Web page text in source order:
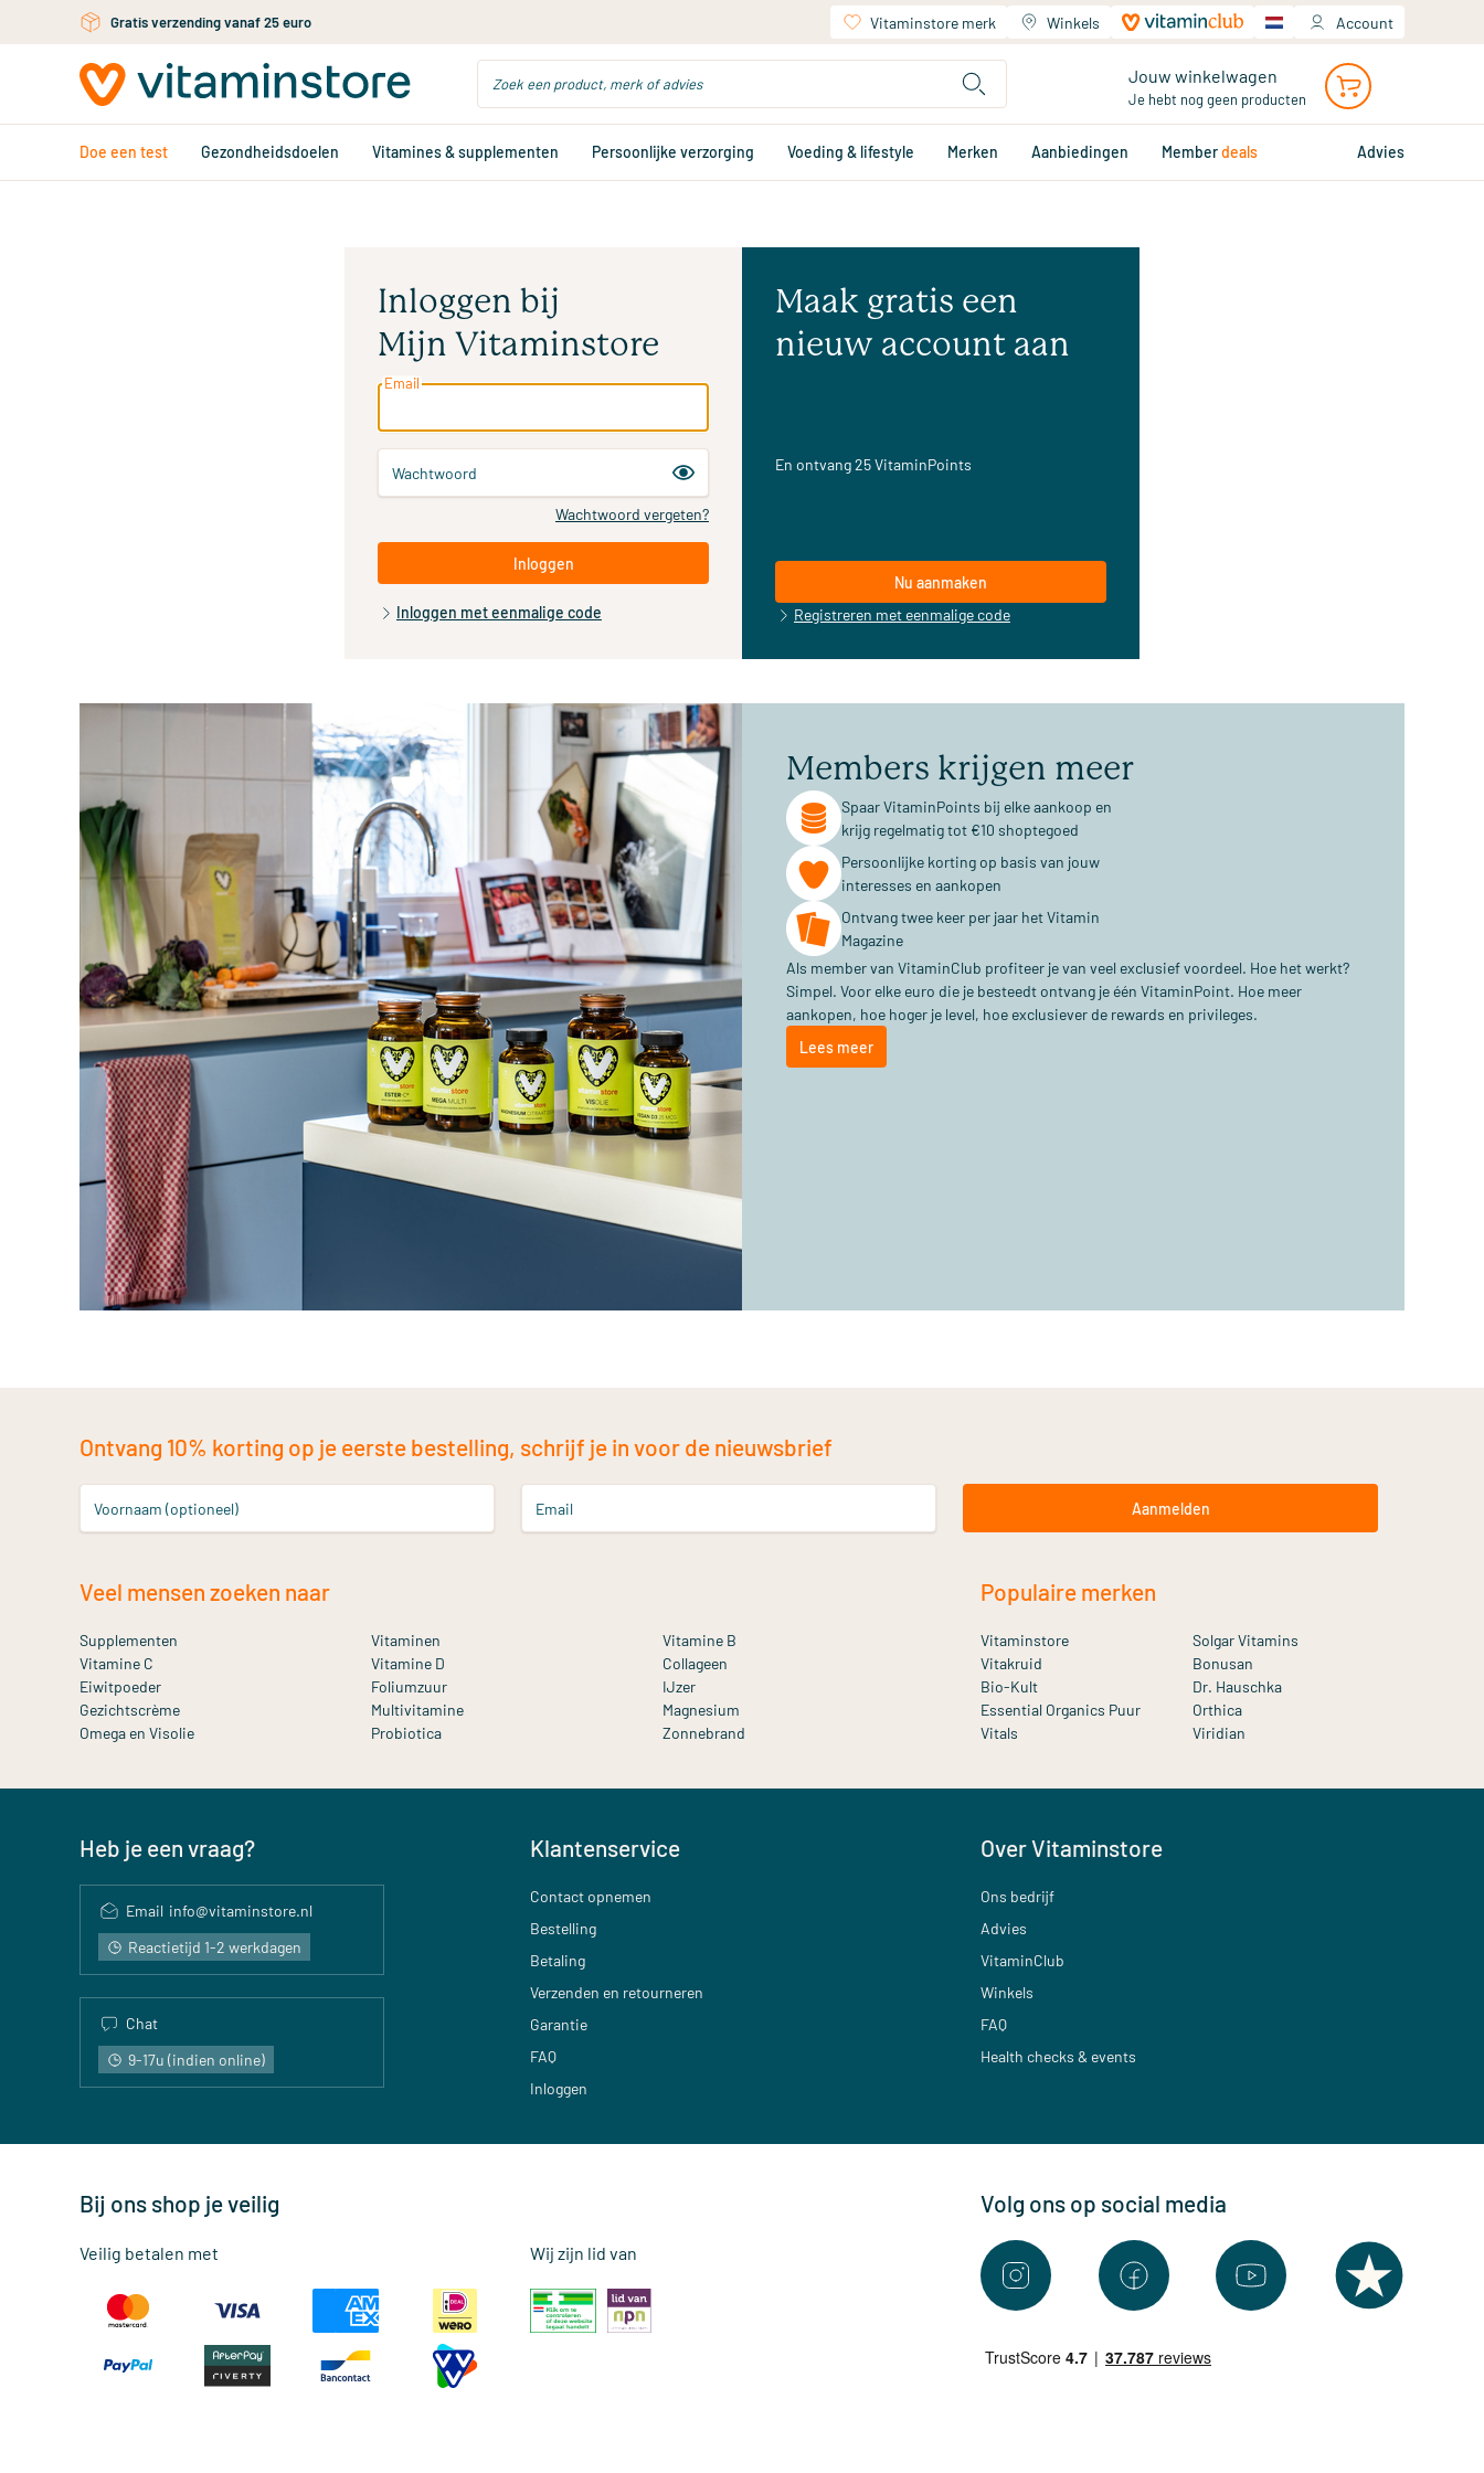
Ga naar de hoofdinhoudGratis persoonlijk advies via chat of email Vitaminstore merk Winkels Account
Jouw winkelwagen
Je hebt nog geen producten
Doe een test Gezondheidsdoelen Vitamines & supplementen Persoonlijke verzorging Voeding & lifestyle Merken Aanbiedingen Memberdeals Advies
Inloggen bij
Mijn Vitaminstore
Email
Wachtwoord
Wachtwoord vergeten?
Inloggen
Inloggen met eenmalige code
Maak gratis een
nieuw account aan
En ontvang 25 VitaminPoints
Nu aanmaken
Registreren met eenmalige code
Members krijgen meer
Spaar VitaminPoints bij elke aankoop en
krijg regelmatig tot €10 shoptegoed
Persoonlijke korting op basis van jouw
interesses en aankopen
Ontvang twee keer per jaar het Vitamin
Magazine
Als member van VitaminClub profiteer je van veel exclusief voordeel. Hoe het werkt?
Simpel. Voor elke euro die je besteedt ontvang je één VitaminPoint. Hoe meer
aankopen, hoe hoger je level, hoe exclusiever de rewards en privileges.
Lees meer
Ontvang 10% korting op je eerste bestelling, schrijf je in voor de nieuwsbrief
Voornaam (optioneel) Email Aanmelden
Veel mensen zoeken naar
Supplementen Vitaminen
Vitamine B
Vitamine C
Vitamine D
Collageen
Eiwitpoeder
Foliumzuur
IJzer
Gezichtscrème
Multivitamine
Magnesium
Omega en Visolie
Probiotica Zonnebrand
Populaire merken
Vitaminstore
Solgar Vitamins
Vitakruid
Bonusan
Bio-Kult
Dr. Hauschka
Essential Organics Puur
Orthica
Vitals
Viridian
Heb je een vraag?
Email info@vitaminstore.nl
Reactietijd 1-2 werkdagen
Chat
9-17u (indien online)
Klantenservice
Contact opnemen
Bestelling
Betaling
Verzenden en retourneren
Garantie
FAQ
Inloggen
Over Vitaminstore
Ons bedrijf
Advies
VitaminClub
Winkels
FAQ
Health checks & events
Bij ons shop je veilig
Veilig betalen met Wij zijn lid van
Volg ons op social media